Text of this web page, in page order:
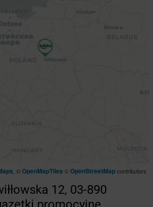
, ©OpenMapTiles ©OpenStreetMapcontributors
12, 03-890